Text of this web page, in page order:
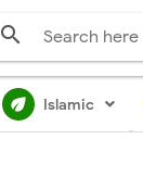

ecodIslamic